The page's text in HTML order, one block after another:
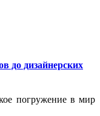
до дизайнерских
погружение в мир